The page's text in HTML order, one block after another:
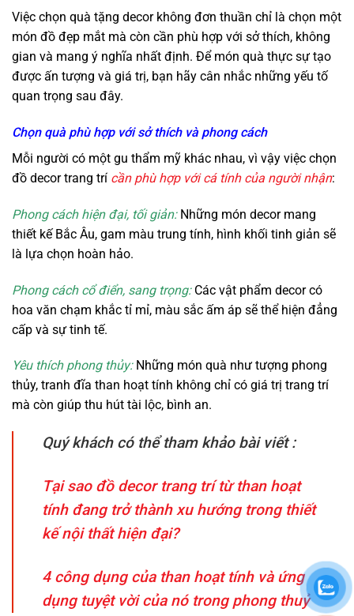
Việc chọn quà tặng decor không đơn thuần chỉ là chọn một
món đồ đẹp mắt mà còn cần phù hợp với sở thích, không
gian và mang ý nghĩa nhất định. Để món quà thực sự tạo
được ấn tượng và giá trị, bạn hãy cân nhắc những yếu tố
quan trọng sau đây.
Chọn quà phù hợp với sở thích và phong cách
Mỗi người có một gu thẩm mỹ khác nhau, vì vậy việc chọn
đồ decor trang trí cần phù hợp với cá tính của người nhận:
Phong cách hiện đại, tối giản:Những món decor mang
thiết kế Bắc Âu, gam màu trung tính, hình khối tinh giản sẽ
là lựa chọn hoàn hảo.
Phong cách cổ điển, sang trọng:Các vật phẩm decor có
hoa văn chạm khắc tỉ mỉ, màu sắc ấm áp sẽ thể hiện đẳng
cấp và sự tinh tế.
Yêu thích phong thủy:Những món quà như tượng phong
thủy, tranh đĩa than hoạt tính không chỉ có giá trị trang trí
mà còn giúp thu hút tài lộc, bình an.
Quý khách có thể tham khảo bài viết :
Tại sao đồ decor trang trí từ than hoạt
tính đang trở thành xu hướng trong thiết
kế nội thất hiện đại?
4 công dụng của than hoạt tính và ứng
dụng tuyệt vời của nó trong phong thuỷ